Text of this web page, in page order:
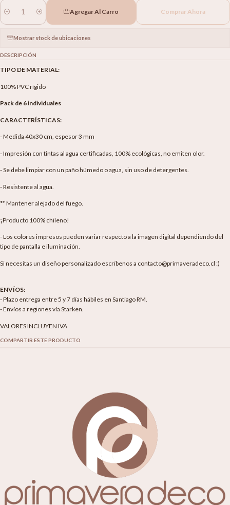
Cantidad
Agregar Al Carro Comprar Ahora
Mostrar stock de ubicaciones
DESCRIPCIÓN
TIPO DE MATERIAL:
100% PVC rígido
Pack de 6 individuales
CARACTERÍSTICAS:
- Medida 40x30 cm, espesor 3 mm
- Impresión con tintas al agua certificadas, 100% ecológicas, no emiten olor.
- Se debe limpiar con un paño húmedo o agua, sin uso de detergentes.
- Resistente al agua.
** Mantener alejado del fuego.
¡Producto 100% chileno!
- Los colores impresos pueden variar respecto a la imagen digital dependiendo del
tipo de pantalla e iluminación.
Si necesitas un diseño personalizado escríbenos a contacto@primaveradeco.cl :)
ENVÍOS:
- Plazo entrega entre 5 y 7 días hábiles en Santiago RM.
- Envíos a regiones vía Starken.
VALORES INCLUYEN IVA
COMPARTIR ESTE PRODUCTO